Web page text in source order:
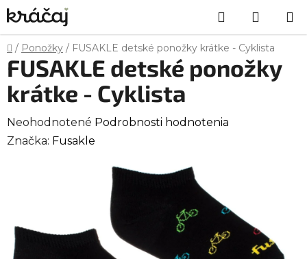
Prejsť
na
obsah
Hľadať
KOŠÍK
Domov
/ Ponožky / FUSAKLE detské ponožky krátke - Cyklista
FUSAKLE detské ponožky
krátke - Cyklista
Priemerné
hodnotenie
hviezdičiek.
Neohodnotené Podrobnosti hodnotenia
Značka: Fusakle